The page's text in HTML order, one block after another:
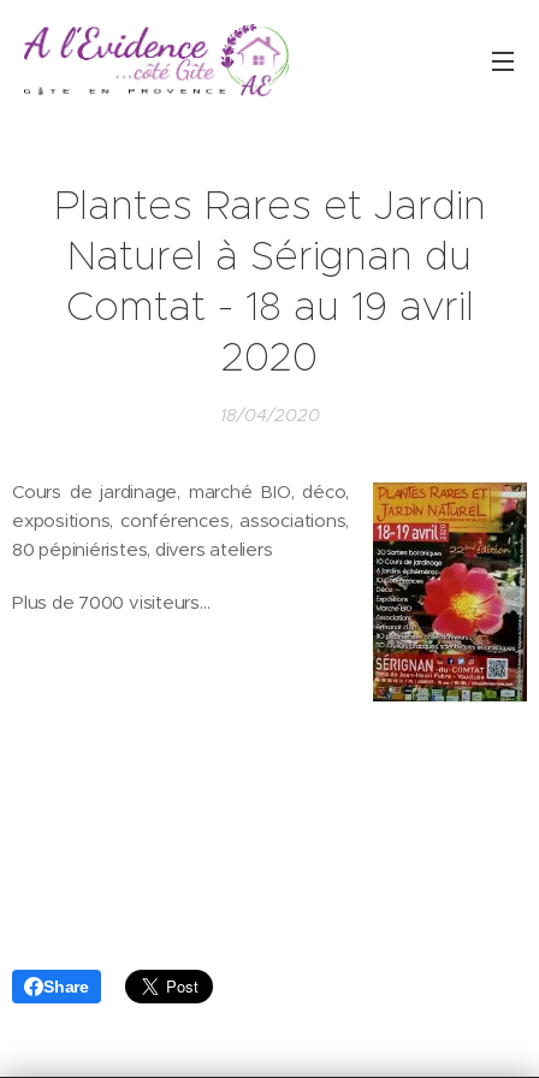
Plantes Rares et Jardin
Naturel à Sérignan du
Comtat - 18 au 19 avril
2020
18/04/2020
Cours de jardinage, marché BIO, déco,
expositions, conférences, associations,
80 pépiniéristes, divers ateliers
Plus de 7000 visiteurs...
Share